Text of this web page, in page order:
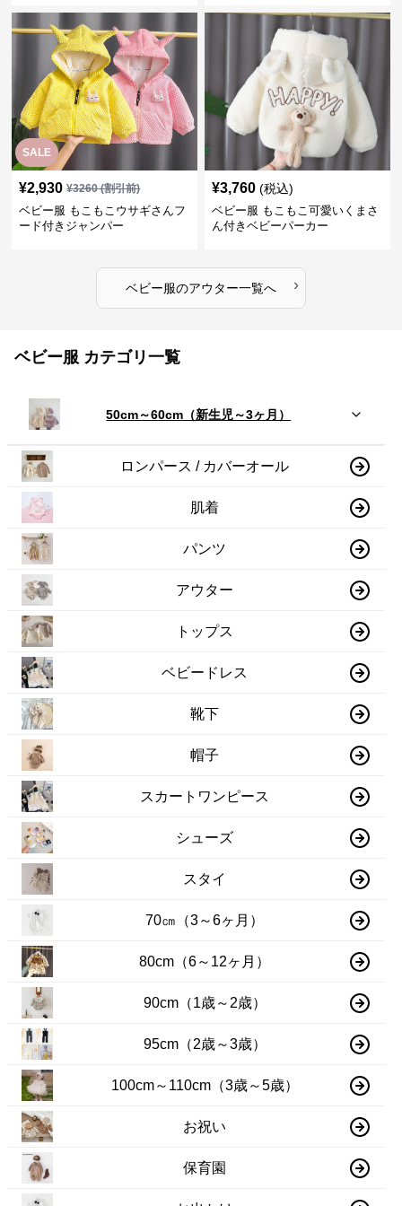
SALE
¥2,930 ¥3260(割引前)
ベビー服 もこもこウサギさんフ
ード付きジャンパー
¥3,760 (税込)
ベビー服 もこもこ可愛いくまさ
ん付きベビーパーカー
ベビー服のアウター一覧へ ›
ベビー服 カテゴリ一覧
50cm～60cm（新生児～3ヶ月）
ロンパース / カバーオール
肌着
パンツ
アウター
トップス
ベビードレス
靴下
帽子
スカートワンピース
シューズ
スタイ
70㎝（3～6ヶ月）
80cm（6～12ヶ月）
90cm（1歳～2歳）
95cm（2歳～3歳）
100cm～110cm（3歳～5歳）
お祝い
保育園